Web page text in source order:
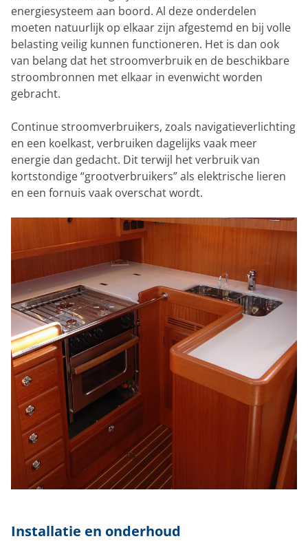
energiesysteem aan boord. Al deze onderdelen
moeten natuurlijk op elkaar zijn afgestemd en bij volle
belasting veilig kunnen functioneren. Het is dan ook
van belang dat het stroomverbruik en de beschikbare
stroombronnen met elkaar in evenwicht worden
gebracht.
Continue stroomverbruikers, zoals navigatieverlichting
en een koelkast, verbruiken dagelijks vaak meer
energie dan gedacht. Dit terwijl het verbruik van
kortstondige “grootverbruikers” als elektrische lieren
en een fornuis vaak overschat wordt.
Installatie en onderhoud